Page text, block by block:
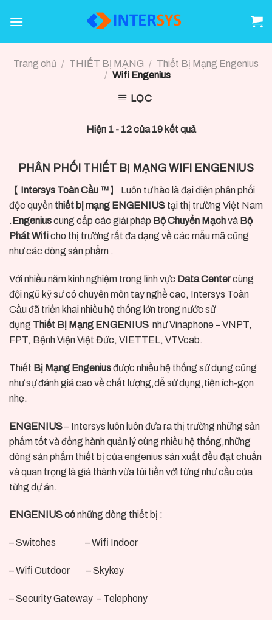
Trang chủ / THIẾT BỊ MẠNG / Thiết Bị Mạng Engenius
/ Wifi Engenius
LỌC
Hiện 1 - 12 của 19 kết quả
PHÂN PHỐI THIẾT BỊ MẠNG WIFI ENGENIUS
【 Intersys Toàn Cầu ™ 】 Luôn tư hào là đại diện phân phối
độc quyền thiết bị mạng ENGENIUS tại thị trường Việt Nam
. Engeniuscung cấp các giải pháp Bộ Chuyển Mạchvà Bộ
Phát Wificho thị trường rất đa dạng về các mẫu mã cũng
như các dòng sản phẩm .
Với nhiều năm kinh nghiệm trong lĩnh vực Data Centercùng
đội ngũ kỹ sư có chuyên môn tay nghề cao, Intersys Toàn
Cầu đã triển khai nhiều hệ thống lớn trong nước sử
dụng Thiết Bị Mạng ENGENIUS như Vinaphone – VNPT,
FPT, Bệnh Viện Việt Đức, VIETTEL, VTVcab.
Thiết Bị Mạng Engeniusđược nhiều hệ thống sử dụng cũng
như sự đánh giá cao về chất lượng,dễ sử dụng,tiện ích-gọn
nhẹ.
ENGENIUS– Intersys luôn luôn đưa ra thị trường những sản
phẩm tốt và đồng hành quản lý cùng nhiều hệ thống,những
dòng sản phẩm thiết bị của engenius sản xuất đều đạt chuẩn
và quan trọng là giá thành vừa túi tiền với từng như cầu của
từng dự án.
ENGENIUS cónhững dòng thiết bị :
– Switches – Wifi Indoor
– Wifi Outdoor – Skykey
– Security Gateway – Telephony